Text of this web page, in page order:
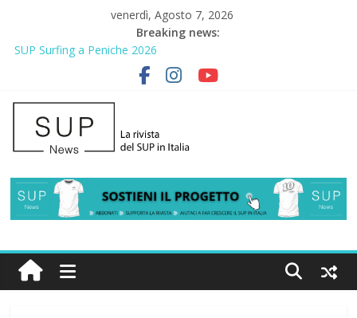
venerdì, Agosto 7, 2026
Breaking news:
SUP Surfing a Peniche 2026
AirSUP a Gallico: prima storica gara per Reggio Calabria
Gallico Paddle Fest 2026: sul lungomare di Gallico torna la festa
del SUP
Porto Selvaggio, a lezione di soccorso con la giornata della
prevenzione
2° Urban Sup Trophy: la regata solidale per lo IOR